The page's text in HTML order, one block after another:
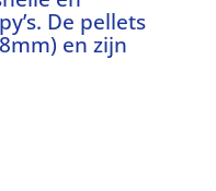
De pellets
en zijn